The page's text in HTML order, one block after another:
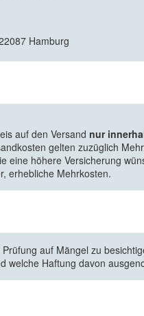
Hamburg
auf den Versand nur
gelten zuzüglich
eine höhere Versicherung
erhebliche Mehrkosten.
auf Mängel zu
Haftung davon